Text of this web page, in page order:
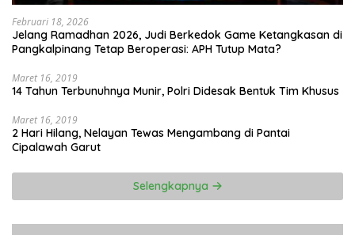
Februari 18, 2026
Jelang Ramadhan 2026, Judi Berkedok Game Ketangkasan di
Pangkalpinang Tetap Beroperasi: APH Tutup Mata?
Maret 16, 2019
14 Tahun Terbunuhnya Munir, Polri Didesak Bentuk Tim Khusus
Maret 16, 2019
2 Hari Hilang, Nelayan Tewas Mengambang di Pantai
Cipalawah Garut
Selengkapnya